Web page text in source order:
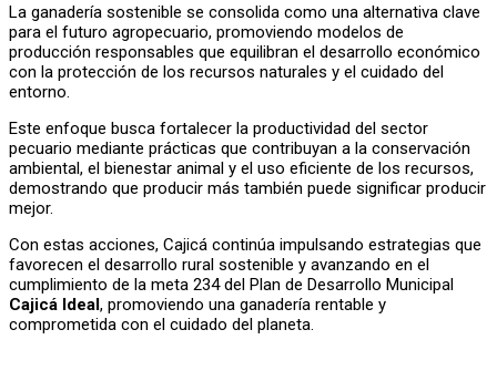
La ganadería sostenible se consolida como una alternativa clave
para el futuro agropecuario, promoviendo modelos de
producción responsables que equilibran el desarrollo económico
con la protección de los recursos naturales y el cuidado del
entorno.
Este enfoque busca fortalecer la productividad del sector
pecuario mediante prácticas que contribuyan a la conservación
ambiental, el bienestar animal y el uso eficiente de los recursos,
demostrando que producir más también puede significar producir
mejor.
Con estas acciones, Cajicá continúa impulsando estrategias que
favorecen el desarrollo rural sostenible y avanzando en el
cumplimiento de la meta 234 del Plan de Desarrollo Municipal
Cajicá Ideal, promoviendo una ganadería rentable y
comprometida con el cuidado del planeta.